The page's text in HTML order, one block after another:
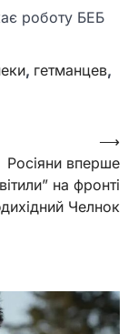
роботу БЕБ
, гетманцев,
Росіяни вперше
на фронті
Челнок
⟶